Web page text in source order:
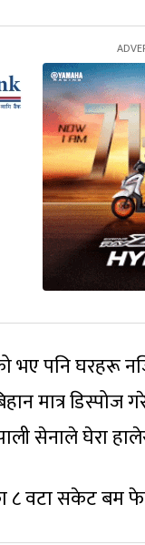
भए पनि घरहरू
मात्र डिस्पोज
सेनाले घेरा
८ वटा सकेट बम